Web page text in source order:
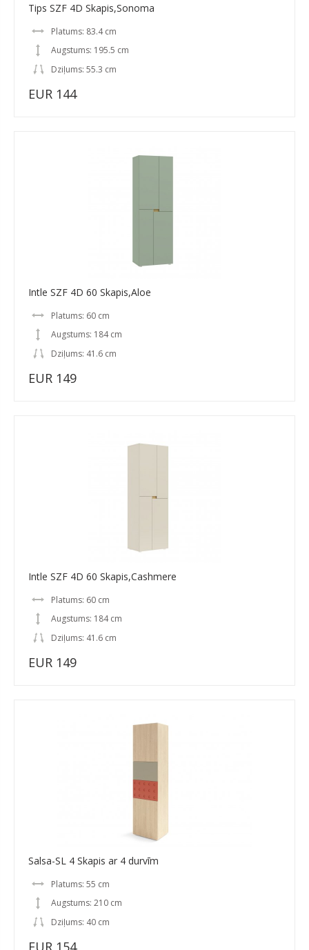
Tips SZF 4D Skapis,Sonoma
Platums: 83.4 cm
Augstums: 195.5 cm
Dziļums: 55.3 cm
EUR 144
Intle SZF 4D 60 Skapis,Aloe
Platums: 60 cm
Augstums: 184 cm
Dziļums: 41.6 cm
EUR 149
Intle SZF 4D 60 Skapis,Cashmere
Platums: 60 cm
Augstums: 184 cm
Dziļums: 41.6 cm
EUR 149
Salsa-SL 4 Skapis ar 4 durvīm
Platums: 55 cm
Augstums: 210 cm
Dziļums: 40 cm
EUR 154